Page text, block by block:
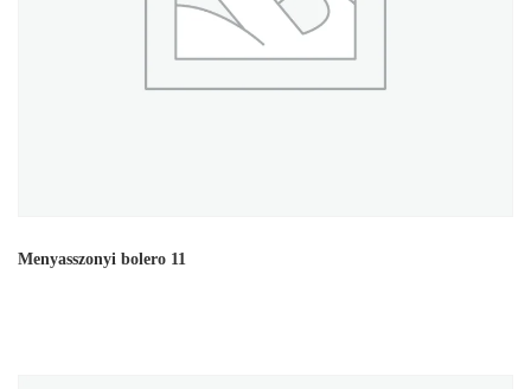
Menyasszonyi bolero 11